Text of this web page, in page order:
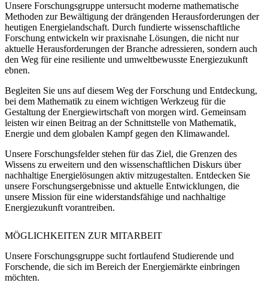
Unsere Forschungsgruppe untersucht moderne mathematische
Methoden zur Bewältigung der drängenden Herausforderungen der
heutigen Energielandschaft. Durch fundierte wissenschaftliche
Forschung entwickeln wir praxisnahe Lösungen, die nicht nur
aktuelle Herausforderungen der Branche adressieren, sondern auch
den Weg für eine resiliente und umweltbewusste Energiezukunft
ebnen.
Begleiten Sie uns auf diesem Weg der Forschung und Entdeckung,
bei dem Mathematik zu einem wichtigen Werkzeug für die
Gestaltung der Energiewirtschaft von morgen wird. Gemeinsam
leisten wir einen Beitrag an der Schnittstelle von Mathematik,
Energie und dem globalen Kampf gegen den Klimawandel.
Unsere Forschungsfelder stehen für das Ziel, die Grenzen des
Wissens zu erweitern und den wissenschaftlichen Diskurs über
nachhaltige Energielösungen aktiv mitzugestalten. Entdecken Sie
unsere Forschungsergebnisse und aktuelle Entwicklungen, die
unsere Mission für eine widerstandsfähige und nachhaltige
Energiezukunft vorantreiben.
MÖGLICHKEITEN ZUR MITARBEIT
Unsere Forschungsgruppe sucht fortlaufend Studierende und
Forschende, die sich im Bereich der Energiemärkte einbringen
möchten.